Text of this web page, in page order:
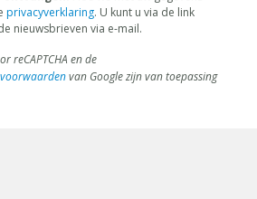
privacyverklaring. U kunt u via de link
nieuwsbrieven via e-mail.
reCAPTCHA en de
van Google zijn van toepassing